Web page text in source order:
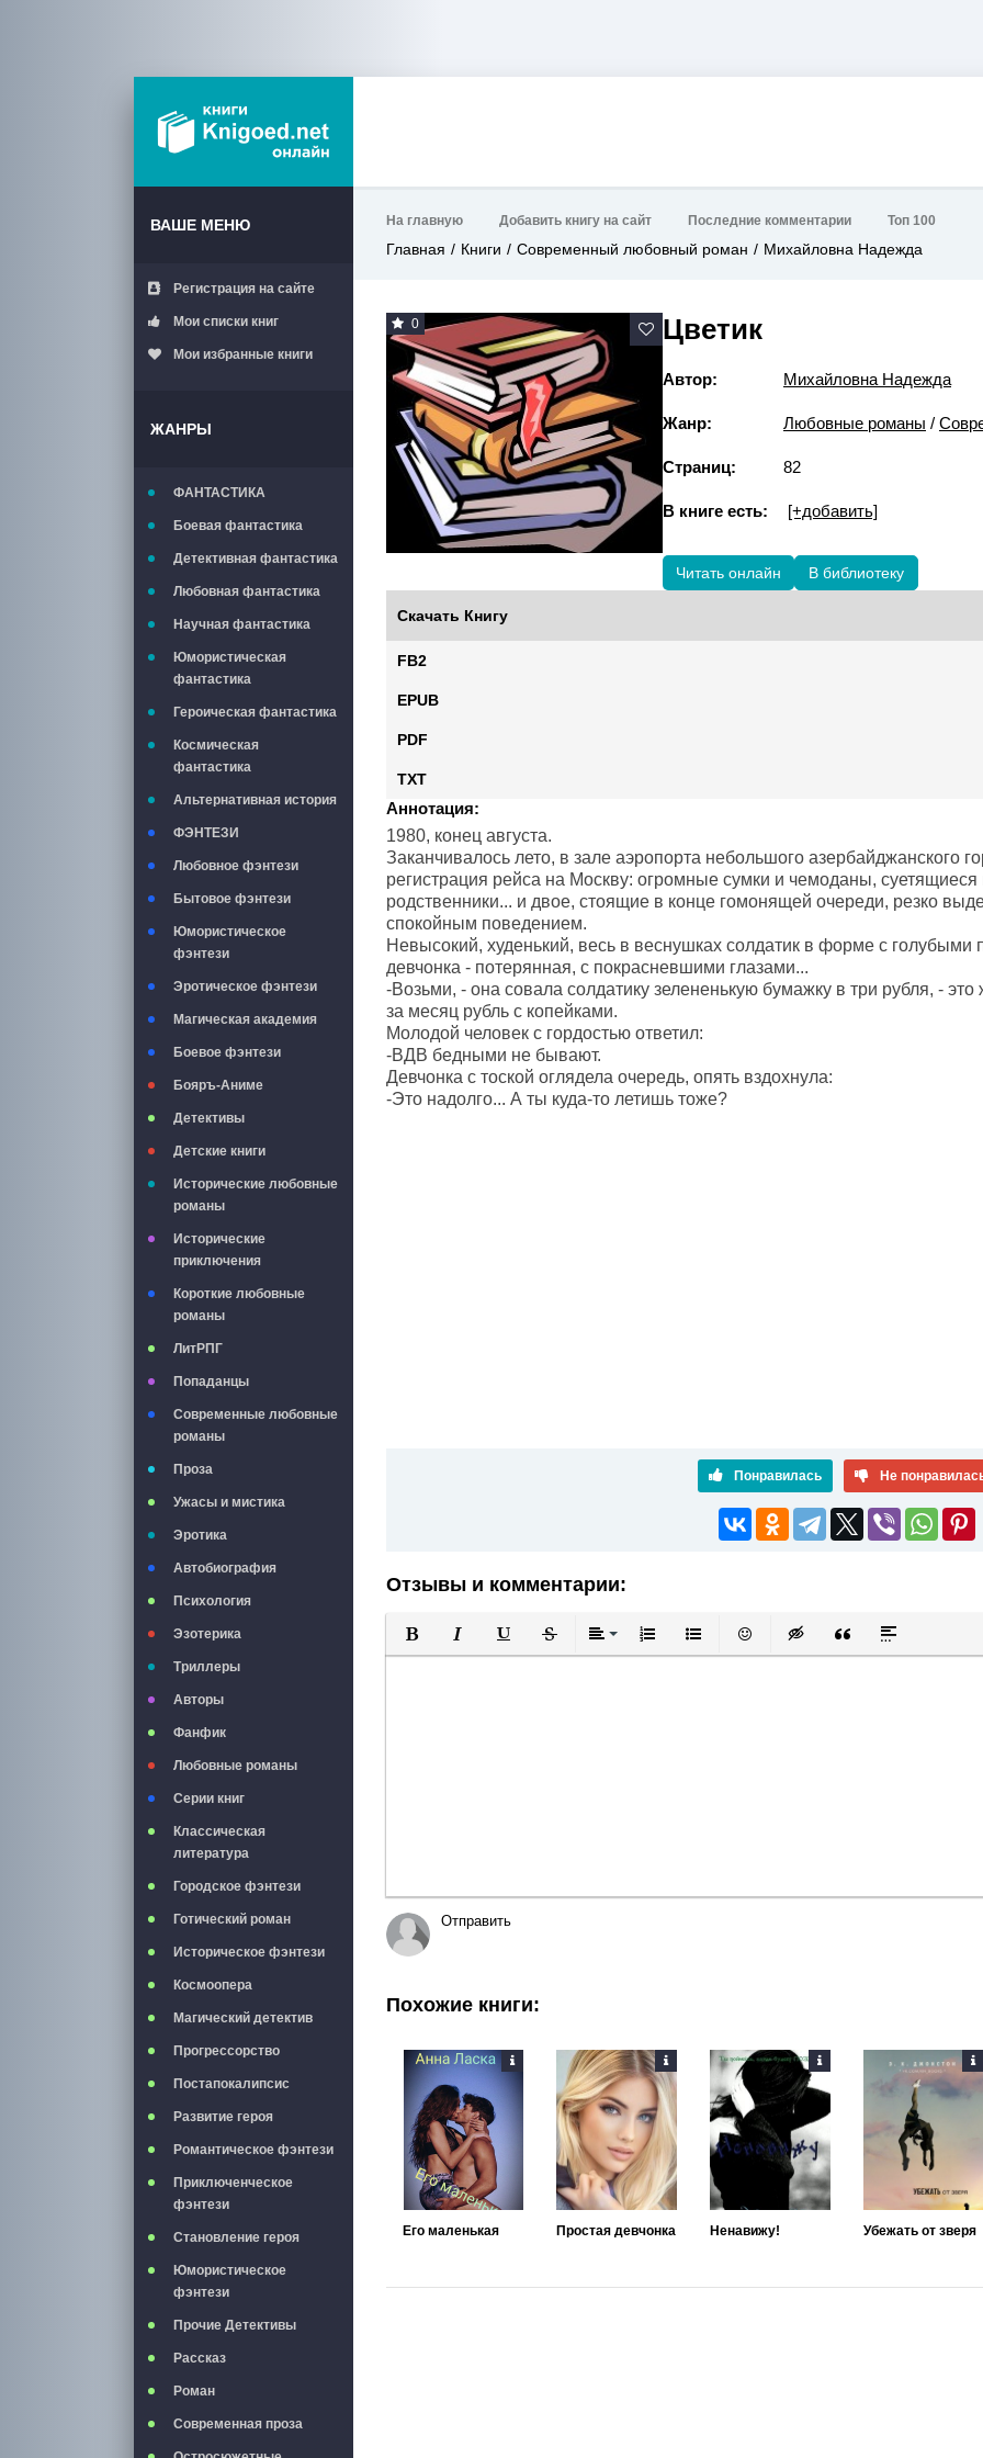
ВАШЕ МЕНЮ
Регистрация на сайте
Мои списки книг
Мои избранные книги
ЖАНРЫ
ФАНТАСТИКА
Боевая фантастика
Детективная фантастика
Любовная фантастика
Научная фантастика
Юмористическая
фантастика
Героическая фантастика
Космическая
фантастика
Альтернативная история
ФЭНТЕЗИ
Любовное фэнтези
Бытовое фэнтези
Юмористическое
фэнтези
Эротическое фэнтези
Магическая академия
Боевое фэнтези
Бояръ-Аниме
Детективы
Детские книги
Исторические любовные
романы
Исторические
приключения
Короткие любовные
романы
ЛитРПГ
Попаданцы
Современные любовные
романы
Проза
Ужасы и мистика
Эротика
Автобиография
Психология
Эзотерика
Триллеры
Авторы
Фанфик
Любовные романы
Серии книг
Классическая
литература
Городское фэнтези
Готический роман
Историческое фэнтези
Космоопера
Магический детектив
Прогрессорство
Постапокалипсис
Развитие героя
Романтическое фэнтези
Приключенческое
фэнтези
Становление героя
Юмористическое
фэнтези
Прочие Детективы
Рассказ
Роман
Современная проза
На главную Добавить книгу на сайт Последние комментарии Топ 100
Главная Книги Современный любовный роман Михайловна Надежда
0 Цветик
Автор: Михайловна Надежда
Жанр: Любовные романы /
Страниц: 82
В книге есть: [+добавить]
Читать онлайн В библиотеку
Скачать Книгу
FB2
EPUB
PDF
TXT
Аннотация:
1980, конец августа.
Заканчивалось лето, в зале аэропорта небольшого азербайджанского
регистрация рейса на Москву: огромные сумки и чемоданы,
родственники... и двое, стоящие в конце гомонящей очереди, резко
спокойным поведением.
Невысокий, худенький, весь в веснушках солдатик в форме с
девчонка - потерянная, с покрасневшими глазами...
-Возьми, - она совала солдатику зелененькую бумажку в три рубля, -
за месяц рубль с копейками.
Молодой человек с гордостью ответил:
-ВДВ бедными не бывают.
Девчонка с тоской оглядела очередь, опять вздохнула:
-Это надолго... А ты куда-то летишь тоже?
Понравилась Не
Отзывы и комментарии:
Полужирный
КурсивПодчеркнутый
ЗачеркнутыйВыравнивание
Нумерованный список
Маркированный список
Вставить смайлик
Вставка скрытого текста
Вставка цитаты
Вставка
Отправить
Похожие книги:
Его маленькая Простая девчонка Ненавижу! Убежать от зверя